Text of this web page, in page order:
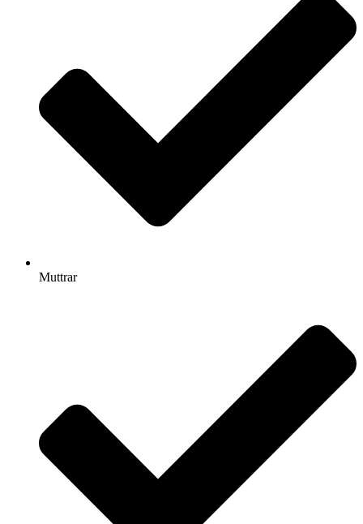
Muttrar